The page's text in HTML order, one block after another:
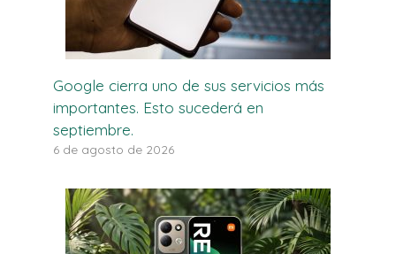
Google cierra uno de sus servicios más
importantes. Esto sucederá en
septiembre.
6 de agosto de 2026